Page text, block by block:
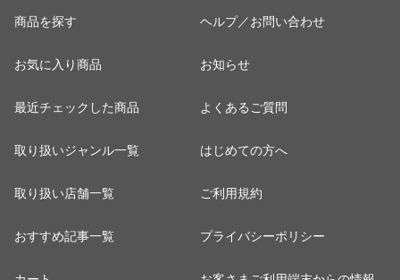
商品を探す
お気に入り商品
最近チェックした商品
取り扱いジャンル一覧
取り扱い店舗一覧
おすすめ記事一覧
ヘルプ／お問い合わせ
お知らせ
よくあるご質問
はじめての方へ
ご利用規約
プライバシーポリシー